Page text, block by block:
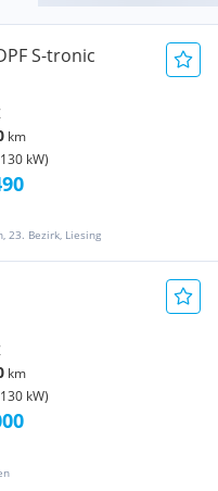
S-tronic
km
kW)
23. Bezirk, Liesing
km
kW)